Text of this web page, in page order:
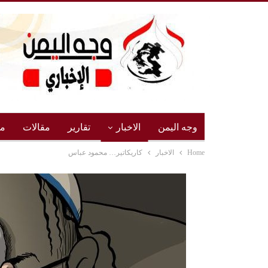
وجه اليمن الاخبار تقارير مقالات
Home الاخبار كاريكاتير… محمود عباس